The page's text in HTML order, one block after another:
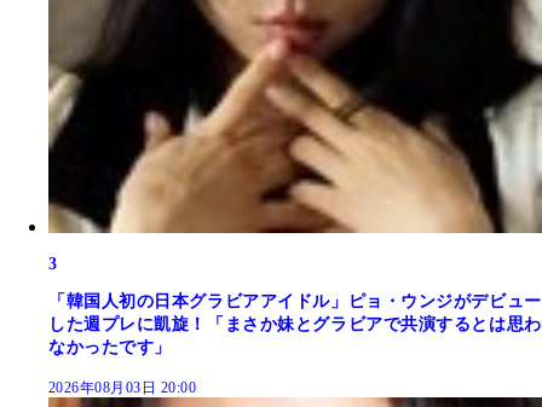
3
「韓国人初の日本グラビアアイドル」ピョ・ウンジがデビュー
した週プレに凱旋！「まさか妹とグラビアで共演するとは思わ
なかったです」
2026年08月03日 20:00